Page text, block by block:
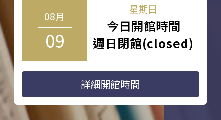
08月
09
星期日
今日開館時間
週日閉館(closed)
詳細開館時間